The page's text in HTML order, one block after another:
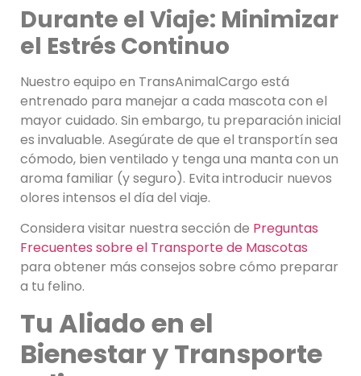
Durante el Viaje: Minimizar
el Estrés Continuo
Nuestro equipo en TransAnimalCargo está
entrenado para manejar a cada mascota con el
mayor cuidado. Sin embargo, tu preparación inicial
es invaluable. Asegúrate de que el transportín sea
cómodo, bien ventilado y tenga una manta con un
aroma familiar (y seguro). Evita introducir nuevos
olores intensos el día del viaje.
Considera visitar nuestra sección de Preguntas
Frecuentes sobre el Transporte de Mascotas
para obtener más consejos sobre cómo preparar
a tu felino.
Tu Aliado en el
Bienestar y Transporte